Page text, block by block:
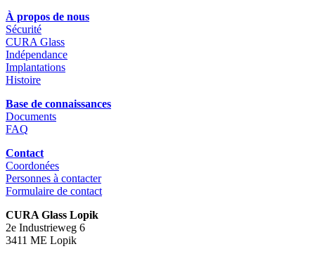
À propos de nous
Sécurité
CURA Glass
Indépendance
Implantations
Histoire
Base de connaissances
Documents
FAQ
Contact
Coordonées
Personnes à contacter
Formulaire de contact
CURA Glass Lopik
2e Industrieweg 6
3411 ME Lopik